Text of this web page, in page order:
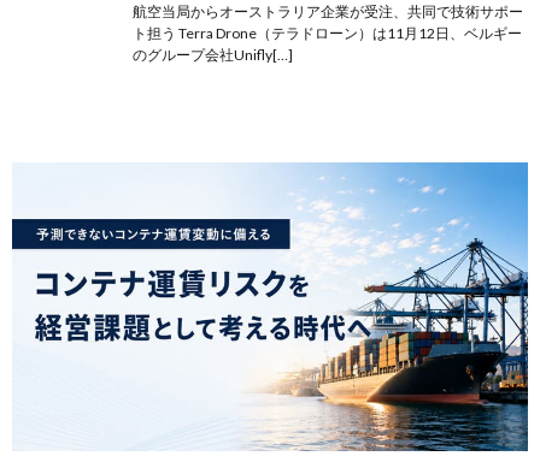
航空当局からオーストラリア企業が受注、共同で技術サポー
ト担う Terra Drone（テラドローン）は11月12日、ベルギー
のグループ会社Unifly[…]